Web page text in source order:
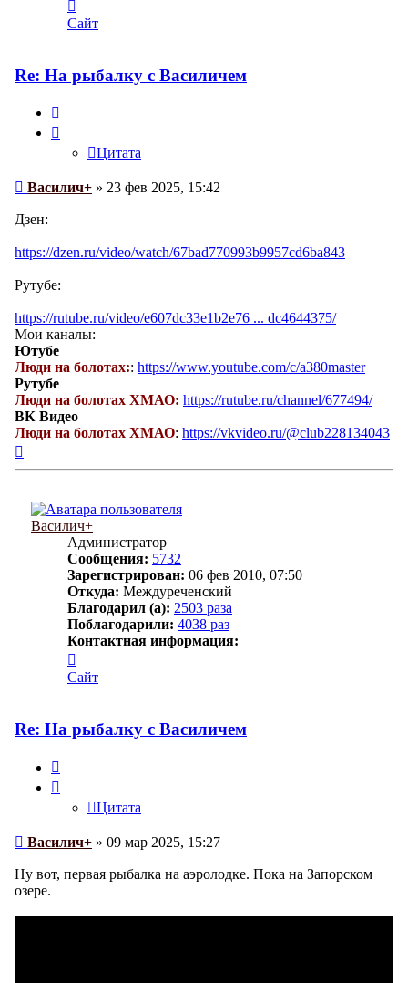
информация
пользователя
Сайт
Re: На рыбалку с Василичем
Цитата
Сообщение
Василич+ » 23 фев 2025, 15:42
Дзен:
https://dzen.ru/video/watch/67bad770993b9957cd6ba843
Рутубе:
https://rutube.ru/video/e607dc33e1b2e76 ... dc4644375/
Мои каналы:
Ютубе
Люди на болотах:: https://www.youtube.com/c/a380master
Рутубе
Люди на болотах ХМАО: https://rutube.ru/channel/677494/
ВК Видео
Люди на болотах ХМАО: https://vkvideo.ru/@club228134043
к
Василич+
Администратор
Сообщения: 5732
Зарегистрирован: 06 фев 2010, 07:50
Откуда: Междуреченский
Благодарил (а): 2503 раза
Поблагодарили: 4038 раз
Контактная информация:
информация
пользователя
Сайт
Re: На рыбалку с Василичем
Цитата
Сообщение
Василич+ » 09 мар 2025, 15:27
Ну вот, первая рыбалка на аэролодке. Пока на Запорском
озере.